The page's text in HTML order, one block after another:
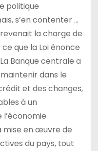
politique
s’en contenter …
la charge de
que la Loi énonce
Banque centrale a
dans le
et des changes,
à un
mise en œuvre de
du pays, tout